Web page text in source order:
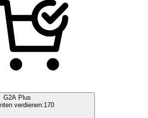
G2A Plus
verdienen:170